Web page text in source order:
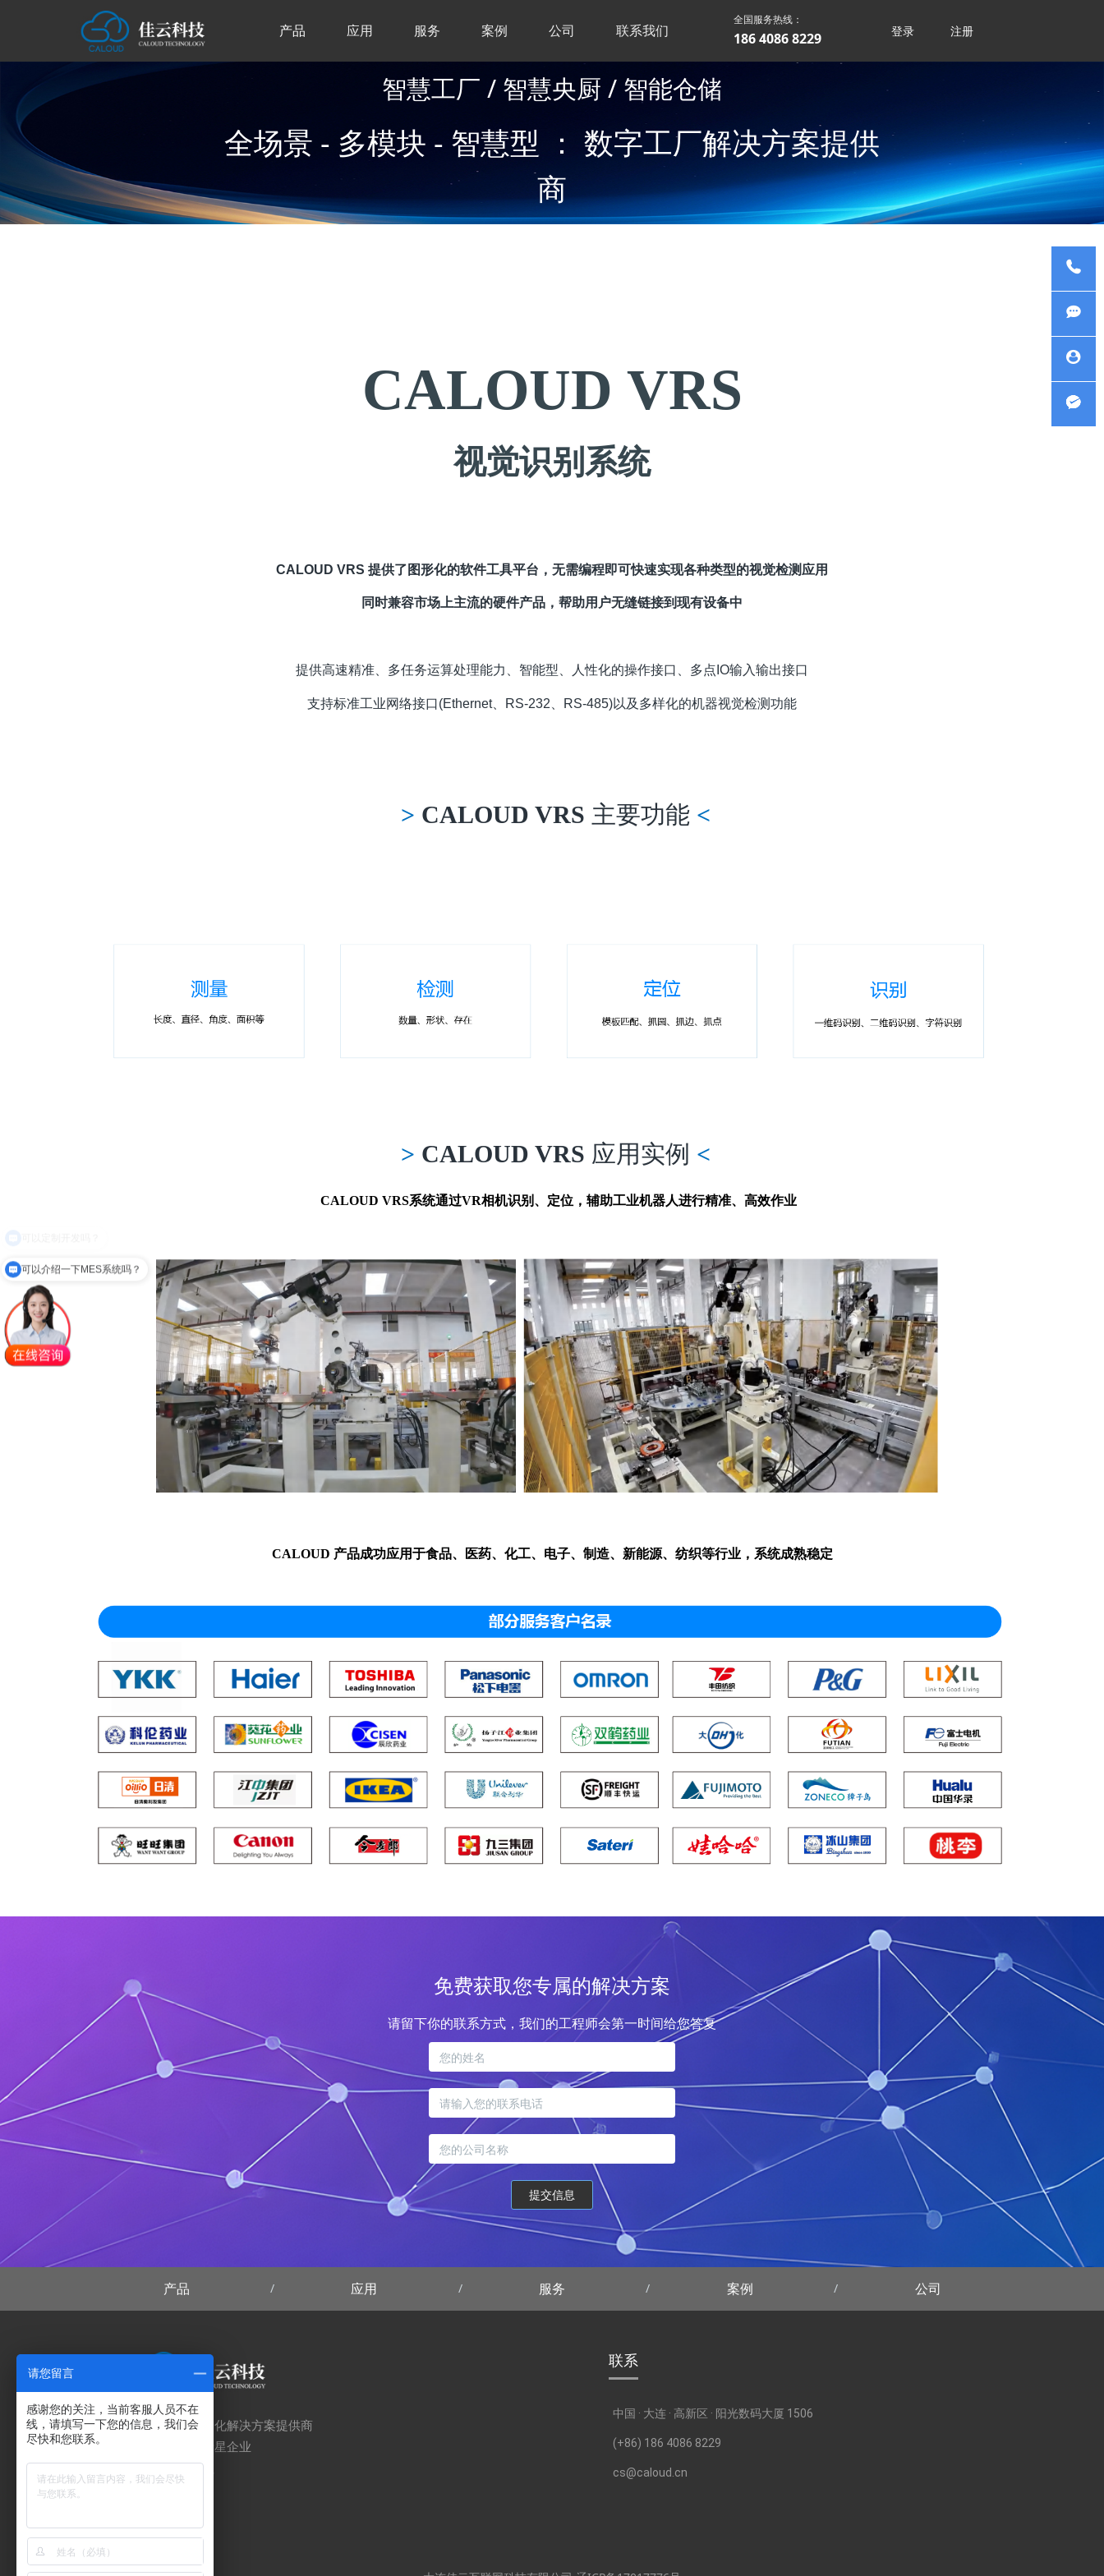
产品 应用 服务 案例 公司 联系我们
全国服务热线：
186 4086 8229 登录 注册
智慧工厂 / 智慧央厨 / 智能仓储
全场景 - 多模块 - 智慧型 ： 数字工厂解决方案提供
商
CALOUD VRS
视觉识别系统
CALOUD VRS 提供了图形化的软件工具平台，无需编程即可快速实现各种类型的视觉检测应用
同时兼容市场上主流的硬件产品，帮助用户无缝链接到现有设备中
提供高速精准、多任务运算处理能力、智能型、人性化的操作接口、多点IO输入输出接口
支持标准工业网络接口(Ethernet、RS-232、RS-485)以及多样化的机器视觉检测功能
> CALOUD VRS 主要功能 <
> CALOUD VRS 应用实例 <
CALOUD VRS系统通过VR相机识别、定位，辅助工业机器人进行精准、高效作业
CALOUD 产品成功应用于食品、医药、化工、电子、制造、新能源、纺织等行业，系统成熟稳定
免费获取您专属的解决方案
请留下你的联系方式，我们的工程师会第一时间给您答复
提交信息
产品 应用 服务 案例 公司
行业顶尖的数智化解决方案提供商
互联网领域的新星企业
助您创造新价值
联系
中国 · 大连 · 高新区 · 阳光数码大厦 1506
(+86) 186 4086 8229
cs@caloud.cn
服务热
线
在线咨
询
企业QQ
可以介绍一下MES系统吗？
请您留言
感谢您的关注，当前客服人员不在
线，请填写一下您的信息，我们会
尽快和您联系。